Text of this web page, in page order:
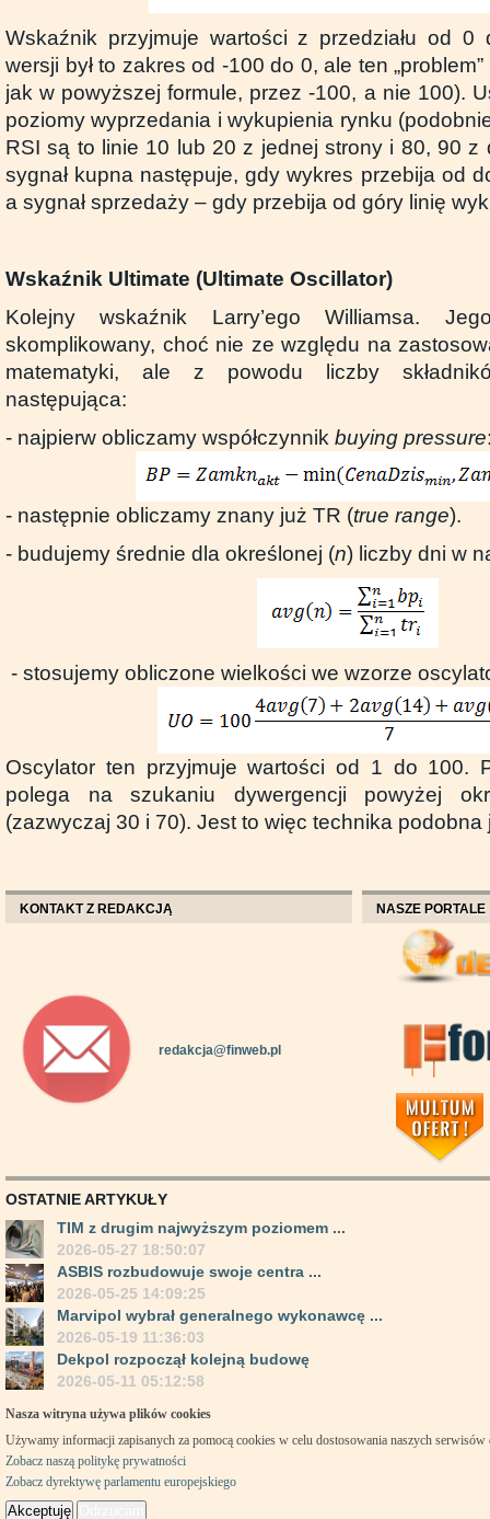
Wskaźnik przyjmuje wartości z przedziału od 0
wersji był to zakres od -100 do 0, ale ten
jak w powyższej formule, przez -100, a nie 100).
poziomy wyprzedania i wykupienia rynku
RSI są to linie 10 lub 20 z jednej strony i 80, 90 z
sygnał kupna następuje, gdy wykres przebija od
a sygnał sprzedaży – gdy przebija od góry linię
Wskaźnik Ultimate (Ultimate Oscillator)
Kolejny wskaźnik Larry’ego Williamsa.
skomplikowany, choć nie ze względu na
matematyki, ale z powodu liczby
następująca:
- najpierw obliczamy współczynnik buying pressure
- następnie obliczamy znany już TR (true range).
- budujemy średnie dla określonej (n) liczby dni w
- stosujemy obliczone wielkości we wzorze
Oscylator ten przyjmuje wartości od 1 do 100.
polega na szukaniu dywergencji powyżej
(zazwyczaj 30 i 70). Jest to więc technika
KONTAKT Z REDAKCJĄ
redakcja@finweb.pl
NASZE PORTALE
OSTATNIE ARTYKUŁY
TIM z drugim najwyższym poziomem ...
2026-05-27 18:50:07
ASBIS rozbudowuje swoje centra ...
2026-05-25 14:09:25
Marvipol wybrał generalnego wykonawcę ...
2026-05-19 11:36:03
Dekpol rozpoczął kolejną budowę
2026-05-11 05:12:58
Nasza witryna używa plików cookies
Używamy informacji zapisanych za pomocą cookies w celu dostosowania naszych
Zobacz naszą politykę prywatności
Zobacz dyrektywę parlamentu europejskiego
Akceptuję